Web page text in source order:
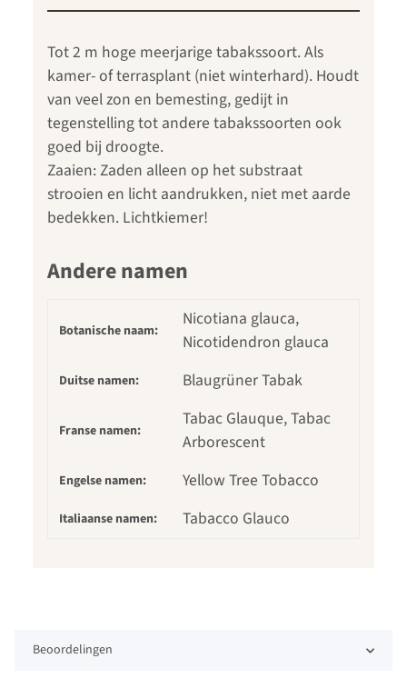
Tot 2 m hoge meerjarige tabakssoort. Als
kamer- of terrasplant (niet winterhard). Houdt
van veel zon en bemesting, gedijt in
tegenstelling tot andere tabakssoorten ook
goed bij droogte.
Zaaien: Zaden alleen op het substraat
strooien en licht aandrukken, niet met aarde
bedekken. Lichtkiemer!
Andere namen
Botanische naam:
Nicotiana glauca,
Nicotidendron glauca
Duitse namen: Blaugrüner Tabak
Franse namen:
Tabac Glauque, Tabac
Arborescent
Engelse namen: Yellow Tree Tobacco
Italiaanse namen: Tabacco Glauco
Beoordelingen